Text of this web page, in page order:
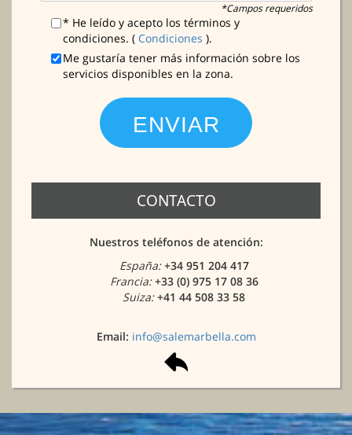
*Campos requeridos
* He leído y acepto los términos y
condiciones. ( Condiciones ).
Me gustaría tener más información sobre los
servicios disponibles en la zona.
CONTACTO
Nuestros teléfonos de atención:
España:+34 951 204 417
Francia:+33 (0) 975 17 08 36
Suiza:+41 44 508 33 58
Email: info@salemarbella.com